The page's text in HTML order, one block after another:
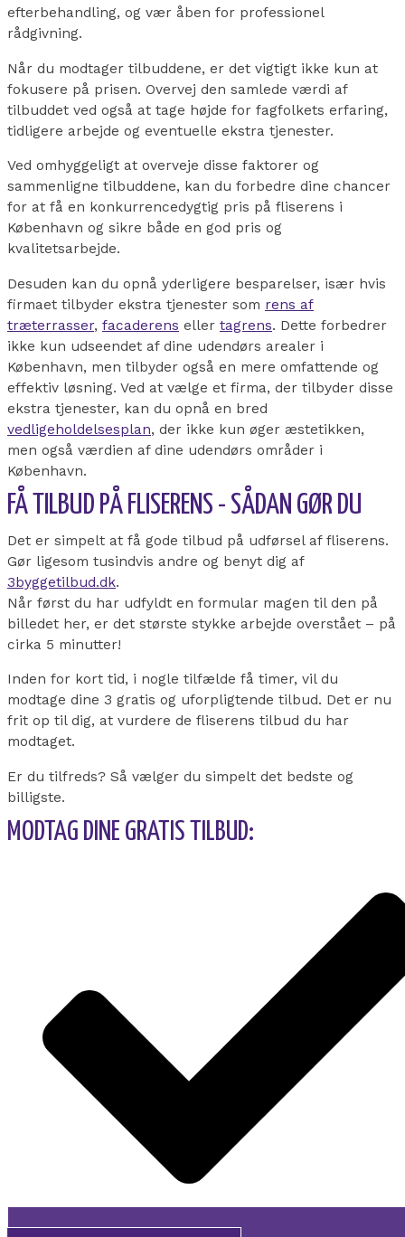
efterbehandling, og vær åben for professionel
rådgivning.
Når du modtager tilbuddene, er det vigtigt ikke kun at
fokusere på prisen. Overvej den samlede værdi af
tilbuddet ved også at tage højde for fagfolkets erfaring,
tidligere arbejde og eventuelle ekstra tjenester.
Ved omhyggeligt at overveje disse faktorer og
sammenligne tilbuddene, kan du forbedre dine chancer
for at få en konkurrencedygtig pris på fliserens i
København og sikre både en god pris og
kvalitetsarbejde.
Desuden kan du opnå yderligere besparelser, især hvis
firmaet tilbyder ekstra tjenester som rens af
træterrasser, facaderens eller tagrens. Dette forbedrer
ikke kun udseendet af dine udendørs arealer i
København, men tilbyder også en mere omfattende og
effektiv løsning. Ved at vælge et firma, der tilbyder disse
ekstra tjenester, kan du opnå en bred
vedligeholdelsesplan, der ikke kun øger æstetikken,
men også værdien af dine udendørs områder i
København.
FÅ TILBUD PÅ FLISERENS - SÅDAN GØR DU
Det er simpelt at få gode tilbud på udførsel af fliserens.
Gør ligesom tusindvis andre og benyt dig af
3byggetilbud.dk.
Når først du har udfyldt en formular magen til den på
billedet her, er det største stykke arbejde overstået – på
cirka 5 minutter!
Inden for kort tid, i nogle tilfælde få timer, vil du
modtage dine 3 gratis og uforpligtende tilbud. Det er nu
frit op til dig, at vurdere de fliserens tilbud du har
modtaget.
Er du tilfreds? Så vælger du simpelt det bedste og
billigste.
MODTAG DINE GRATIS TILBUD: